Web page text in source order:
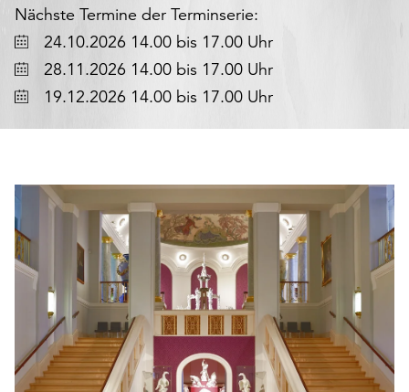
für
den
Betrieb
der
Seite
Cookies),
sowie
solche,
die
lediglich
anonymen
Statistikzwecken
genutzt
werden.
Nächste Termine der Terminserie:
Datum24.10.2026 14.00 bis 17.00 Uhr
Datum28.11.2026 14.00 bis 17.00 Uhr
Datum19.12.2026 14.00 bis 17.00 Uhr